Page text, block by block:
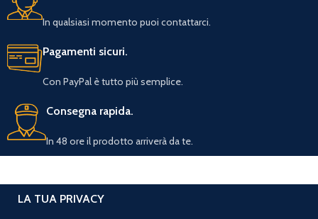
In qualsiasi momento puoi contattarci.
Pagamenti sicuri.
Con PayPal è tutto più semplice.
Consegna rapida.
In 48 ore il prodotto arriverà da te.
LA TUA PRIVACY